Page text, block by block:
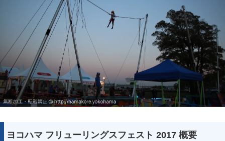
ヨコハマ フリューリングスフェスト 2017 概要